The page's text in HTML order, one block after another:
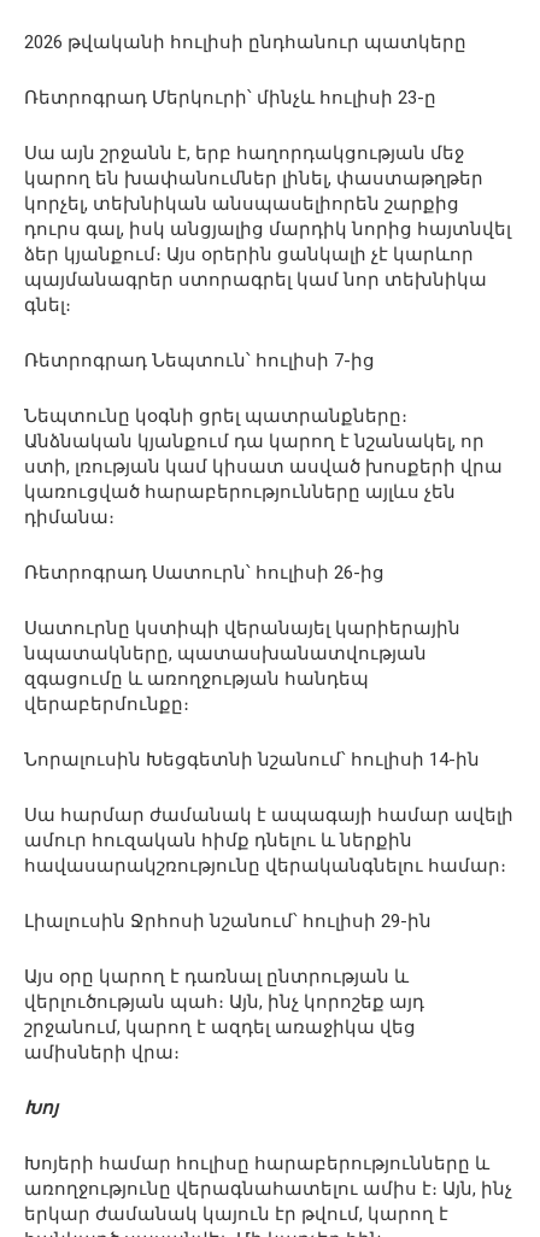
2026 թվականի հուլիսի ընդհանուր պատկերը
Ռետրոգրադ Մերկուրի՝ մինչև հուլիսի 23-ը
Սա այն շրջանն է, երբ հաղորդակցության մեջ
կարող են խափանումներ լինել, փաստաթղթեր
կորչել, տեխնիկան անսպասելիորեն շարքից
դուրս գալ, իսկ անցյալից մարդիկ նորից հայտնվել
ձեր կյանքում։ Այս օրերին ցանկալի չէ կարևոր
պայմանագրեր ստորագրել կամ նոր տեխնիկա
գնել։
Ռետրոգրադ Նեպտուն՝ հուլիսի 7-ից
Նեպտունը կօգնի ցրել պատրանքները։
Անձնական կյանքում դա կարող է նշանակել, որ
ստի, լռության կամ կիսատ ասված խոսքերի վրա
կառուցված հարաբերությունները այլևս չեն
դիմանա։
Ռետրոգրադ Սատուրն՝ հուլիսի 26-ից
Սատուրնը կստիպի վերանայել կարիերային
նպատակները, պատասխանատվության
զգացումը և առողջության հանդեպ
վերաբերմունքը։
Նորալուսին Խեցգետնի նշանում՝ հուլիսի 14-ին
Սա հարմար ժամանակ է ապագայի համար ավելի
ամուր հուզական հիմք դնելու և ներքին
հավասարակշռությունը վերականգնելու համար։
Լիալուսին Ջրհոսի նշանում՝ հուլիսի 29-ին
Այս օրը կարող է դառնալ ընտրության և
վերլուծության պահ։ Այն, ինչ կորոշեք այդ
շրջանում, կարող է ազդել առաջիկա վեց
ամիսների վրա։
Խոյ
Խոյերի համար հուլիսը հարաբերությունները և
առողջությունը վերագնահատելու ամիս է։ Այն, ինչ
երկար ժամանակ կայուն էր թվում, կարող է